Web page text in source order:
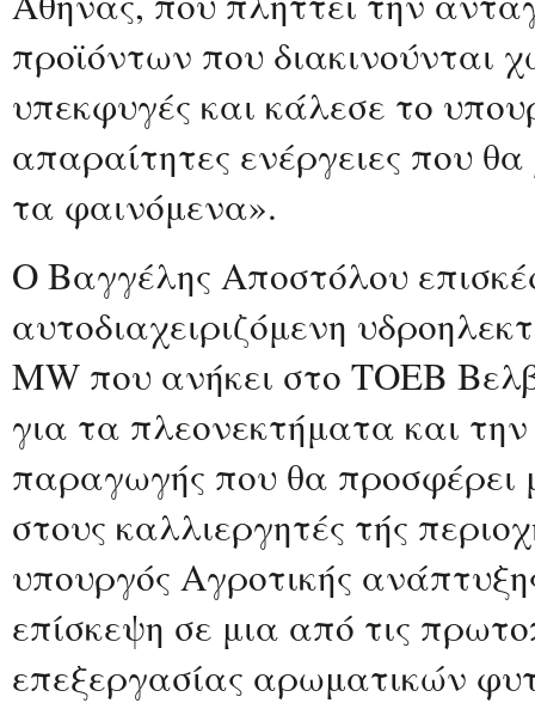
προϊόντων που διακινούνται
υπεκφυγές και κάλεσε το
απαραίτητες ενέργειες που
τα φαινόμενα».
Ο Βαγγέλης Αποστόλου
αυτοδιαχειριζόμενη
MW που ανήκει στο ΤΟΕΒ
για τα πλεονεκτήματα και
παραγωγής που θα προσφέρει
στους καλλιεργητές τής
υπουργός Αγροτικής
επίσκεψη σε μια από τις
επεξεργασίας αρωματικών